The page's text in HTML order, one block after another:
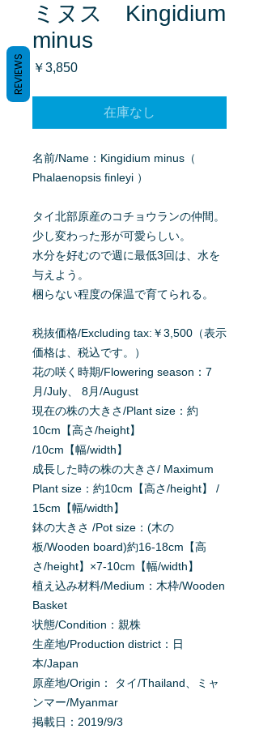
ミヌス Kingidium
minus
￥3,850価
在庫なし
名前/Name：Kingidium minus（
Phalaenopsis finleyi ）
タイ北部原産のコチョウランの仲間。
少し変わった形が可愛らしい。
水分を好むので週に最低3回は、水を
与えよう。
梱らない程度の保温で育てられる。
税抜価格/Excluding tax:￥3,500（表示
価格は、税込です。）
花の咲く時期/Flowering season：7
月/July、 8月/August
現在の株の大きさ/Plant size：約
10cm【高さ/height】
/10cm【幅/width】
成長した時の株の大きさ/ Maximum
Plant size：約10cm【高さ/height】 /
15cm【幅/width】
鉢の大きさ /Pot size：(木の
板/Wooden board)約16-18cm【高
さ/height】×7-10cm【幅/width】
植え込み材料/Medium：木枠/Wooden
Basket
状態/Condition：親株
生産地/Production district：日
本/Japan
原産地/Origin： タイ/Thailand、ミャ
ンマー/Myanmar
掲載日：2019/9/3
REVIEWS